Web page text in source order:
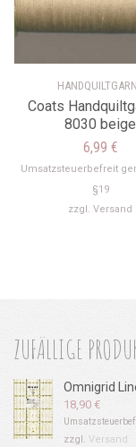
Coats
8030 beige
6,99 €
Umsatzsteuerbefreit
§19
zzgl. Versand
ZUFÄLLIGE
Omnigrid
18,90 €
zzgl. Versand